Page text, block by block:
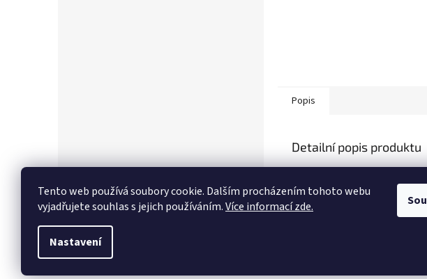
Tento web používá soubory cookie. Dalším procházením tohoto webu
vyjadřujete souhlas s jejich používáním.Více informací zde.
Nastavení
Popis
Detailní popis produktu